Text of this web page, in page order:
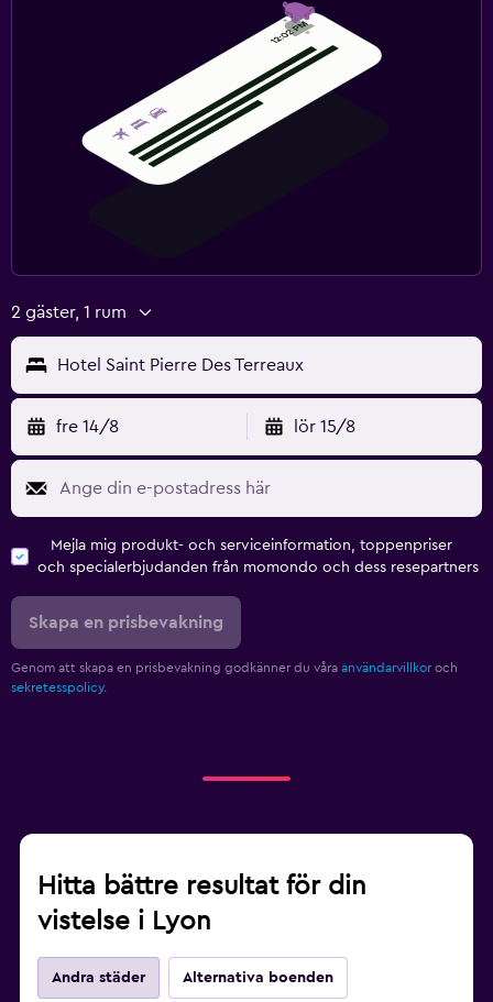
2 gäster, 1 rum
Hotel Saint Pierre Des Terreaux
fre 14/8 lör 15/8
Mejla mig produkt- och serviceinformation, toppenpriser
och specialerbjudanden från momondo och dess resepartners
Skapa en prisbevakning
Genom att skapa en prisbevakning godkänner du våra användarvillkor och
sekretesspolicy.
Hitta bättre resultat för din
vistelse i Lyon
Andra städer Alternativa boenden